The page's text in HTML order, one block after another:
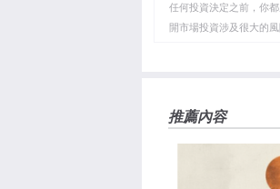
任何投資決定之前，你
開市場投資涉及很大的
FXStreet和作者不提供
失，傷害或損害由此資
推薦內容